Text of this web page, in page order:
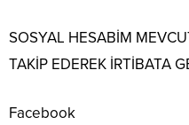
SOSYAL HESABİM
TAKİP EDEREK İRTİBATA
Facebook